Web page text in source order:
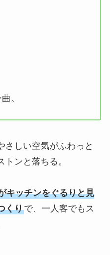
。
さしい空気がふわっと
ンと落ちる。
キッチンをぐるりと見
くりで、一人客でもス